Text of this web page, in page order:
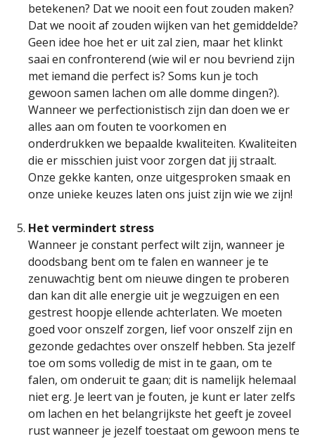
betekenen? Dat we nooit een fout zouden maken?
Dat we nooit af zouden wijken van het gemiddelde?
Geen idee hoe het er uit zal zien, maar het klinkt
saai en confronterend (wie wil er nou bevriend zijn
met iemand die perfect is? Soms kun je toch
gewoon samen lachen om alle domme dingen?).
Wanneer we perfectionistisch zijn dan doen we er
alles aan om fouten te voorkomen en
onderdrukken we bepaalde kwaliteiten. Kwaliteiten
die er misschien juist voor zorgen dat jij straalt.
Onze gekke kanten, onze uitgesproken smaak en
onze unieke keuzes laten ons juist zijn wie we zijn!
Het vermindert stress
Wanneer je constant perfect wilt zijn, wanneer je
doodsbang bent om te falen en wanneer je te
zenuwachtig bent om nieuwe dingen te proberen
dan kan dit alle energie uit je wegzuigen en een
gestrest hoopje ellende achterlaten. We moeten
goed voor onszelf zorgen, lief voor onszelf zijn en
gezonde gedachtes over onszelf hebben. Sta jezelf
toe om soms volledig de mist in te gaan, om te
falen, om onderuit te gaan; dit is namelijk helemaal
niet erg. Je leert van je fouten, je kunt er later zelfs
om lachen en het belangrijkste het geeft je zoveel
rust wanneer je jezelf toestaat om gewoon mens te